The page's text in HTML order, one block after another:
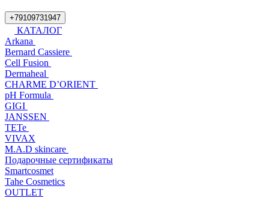
+79109731947
КАТАЛОГ
Arkana
Bernard Cassiere
Cell Fusion
Dermaheal
CHARME D’ORIENT
pH Formula
GIGI
JANSSEN
TETe
VIVAX
M.A.D skincare
Подарочные сертификаты
Smartcosmet
Tahe Cosmetics
OUTLET